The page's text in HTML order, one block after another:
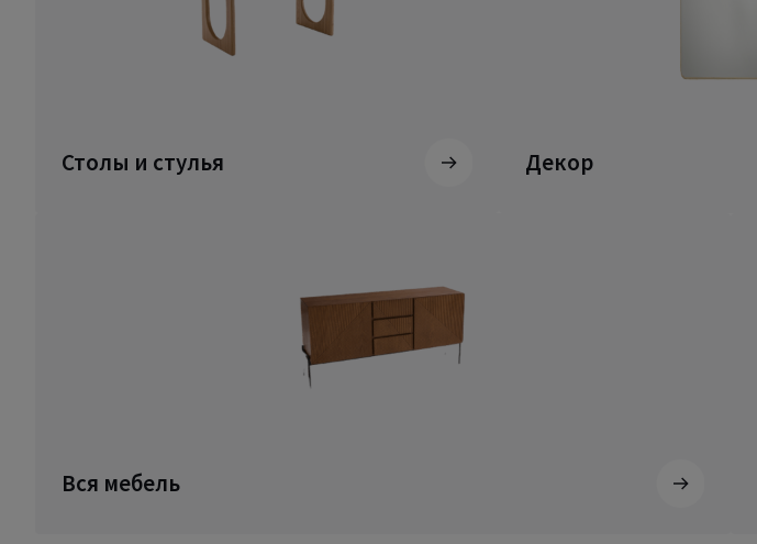
Столы и стулья Декор
Вся мебель